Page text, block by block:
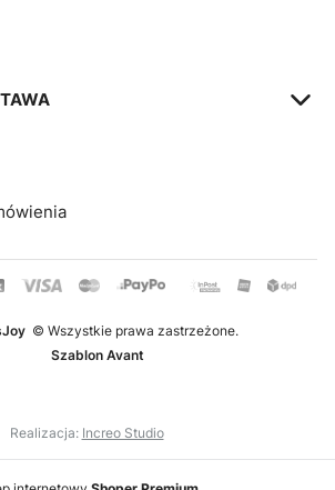
© Wszystkie prawa zastrzeżone.
Szablon Avant
Realizacja: Increo Studio